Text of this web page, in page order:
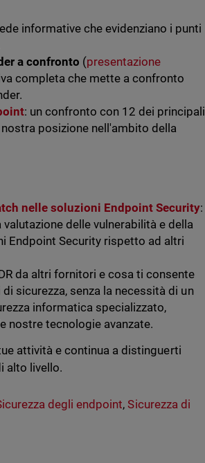
informative che evidenziano i punti
a confronto (presentazione
completa che mette a confronto
: un confronto con 12 dei principali
posizione nell'ambito della
nelle soluzioni Endpoint Security:
delle vulnerabilità e della
Endpoint Security rispetto ad altri
da altri fornitori e cosa ti consente
sicurezza, senza la necessità di un
informatica specializzato,
nostre tecnologie avanzate.
attività e continua a distinguerti
alto livello.
degli endpoint,Sicurezza di